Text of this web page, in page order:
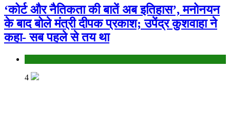
‘कोर्ट और नैतिकता की बातें अब इतिहास’, मनोनयन
के बाद बोले मंत्री दीपक प्रकाश; उपेंद्र कुशवाहा ने
कहा- सब पहले से तय था
4